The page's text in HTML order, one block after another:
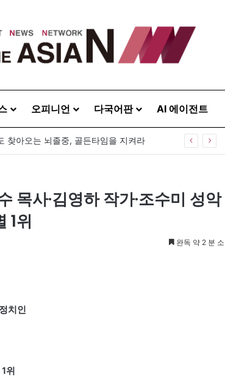
오피니언 다국어판 AI 에이전트
찾아오는 뇌졸중, 골든타임을 지켜라
목사·김영하 작가·조수미 성악
1위
완독 약 2 분 소
치인
위